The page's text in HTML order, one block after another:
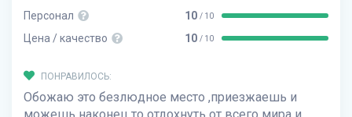
Персонал 10 / 10
Цена / качество 10 / 10
ПОНРАВИЛОСЬ:
Обожаю это безлюдное место ,приезжаешь и